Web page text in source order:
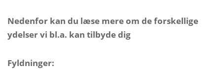
Nedenfor kan du læse mere om de forskellige
ydelser vi bl.a. kan tilbyde dig
Fyldninger: